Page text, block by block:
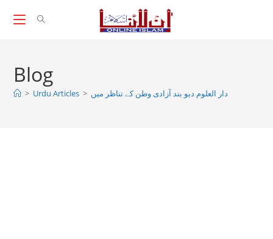
Blog
> Urdu Articles > دار العلوم دیو بند آزادی وطن کے تناظر میں